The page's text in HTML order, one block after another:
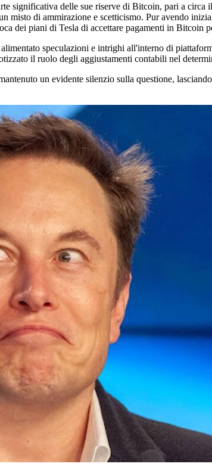
significativa delle sue riserve di Bitcoin, pari a circa
di ammirazione e scetticismo. Pur avendo
dei piani di Tesla di accettare pagamenti in Bitcoin
speculazioni e intrighi all'interno di
il ruolo degli aggiustamenti contabili nel
un evidente silenzio sulla questione,